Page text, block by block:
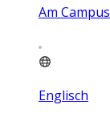
Am Campus
Englisch